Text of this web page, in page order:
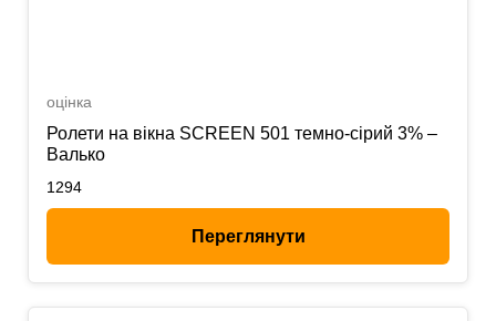
оцінка
Ролети на вікна SCREEN 501 темно-сірий 3% –
Валько
1294
Переглянути